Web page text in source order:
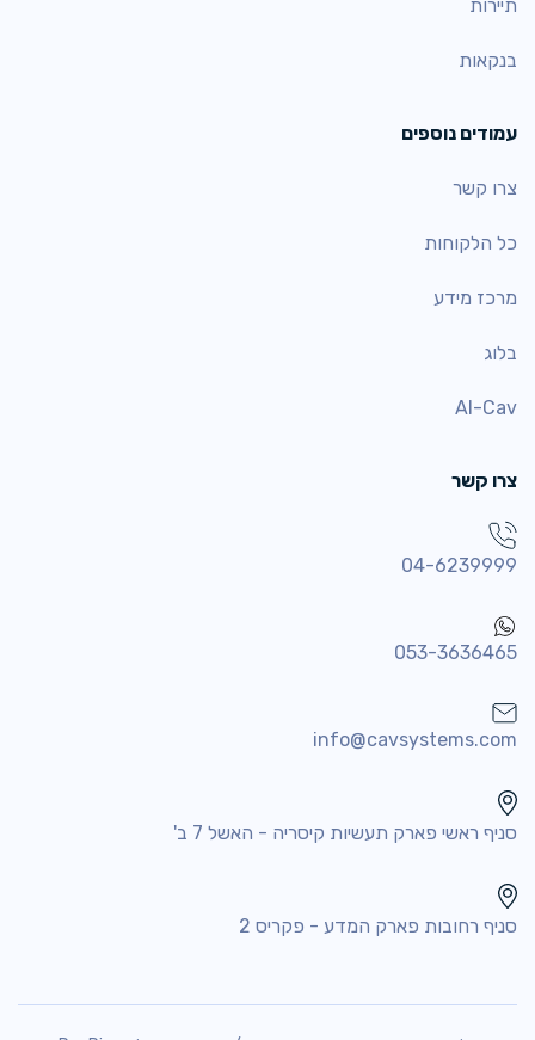
תיירות
בנקאות
עמודים נוספים
צרו קשר
כל הלקוחות
מרכז מידע
בלוג
AI-Cav
צרו קשר
04-6239999
053-3636465
info@cavsystems.com
סניף ראשי פארק תעשיות קיסריה - האשל 7 ב'
סניף רחובות פארק המדע - פקריס 2